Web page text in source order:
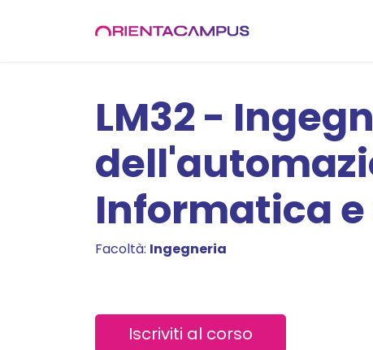
LM32 -
Informatica
Facoltà: Ingegneria
Iscriviti al corso